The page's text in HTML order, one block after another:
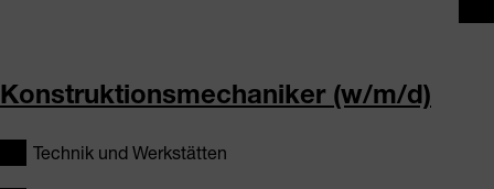
Konstruktionsmechaniker (w/m/d)
Technik und Werkstätten